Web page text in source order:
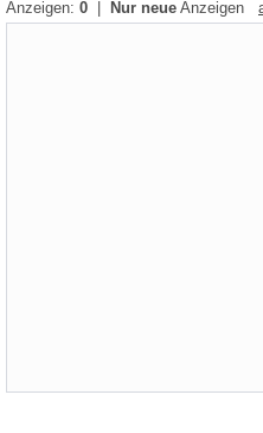
Anzeigen: 0 Nur neue Anzeigen